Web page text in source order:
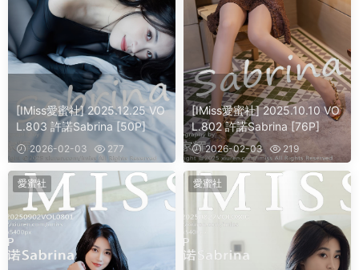
[IMiss愛蜜社] 2025.12.25 VO
L.803 許諾Sabrina [50P]
2026-02-03 277
[IMiss愛蜜社] 2025.10.10 VO
L.802 許諾Sabrina [76P]
2026-02-03 219
愛蜜社 愛蜜社